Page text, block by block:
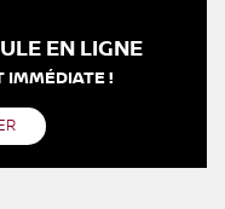
EN LIGNE
IMMÉDIATE !